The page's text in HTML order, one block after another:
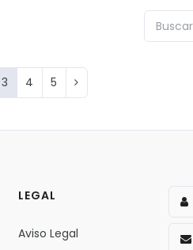
3 4 5
LEGAL
Aviso Legal